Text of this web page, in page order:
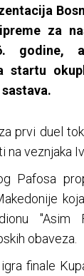
za
godine,
startu
prvi duel
na veznjaka
Pafosa
obaveza.
finale